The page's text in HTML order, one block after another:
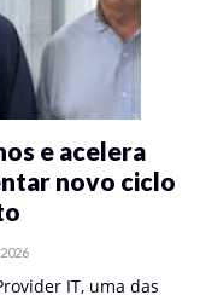
e acelera
novo ciclo
IT, uma das